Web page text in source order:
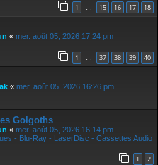
1 … 15 16 17 18
« mer. août 05, 2026 17:24 pm
1 … 37 38 39 40
« mer. août 05, 2026 16:26 pm
Golgoths
« mer. août 05, 2026 16:14 pm
- Blu-Ray - LaserDisc - Cassettes Audio
1 2